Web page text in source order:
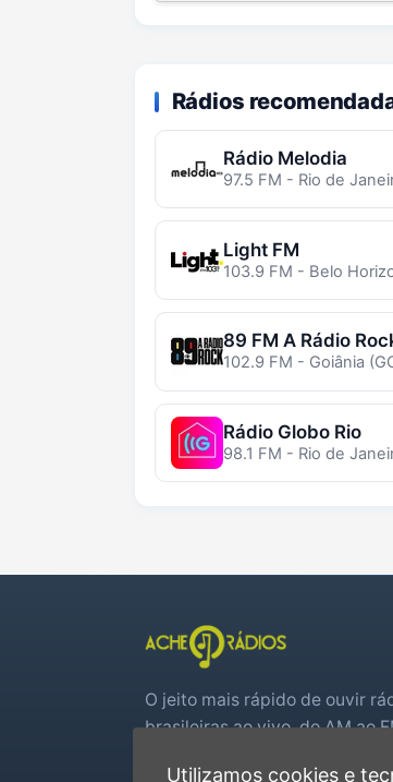
Rádios
Rádio Melodia
97.5 FM - Rio de
Light FM
103.9 FM - Belo
89 FM A Rádio
102.9 FM - Goiânia
Rádio Globo Rio
98.1 FM - Rio de
O jeito mais rápido de ouvir
brasileiras ao vivo, do AM ao
Utilizamos cookies e